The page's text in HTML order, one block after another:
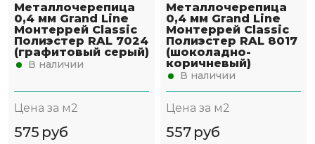
Металлочерепица
0,4 мм Grand Line
Монтеррей Classic
Полиэстер RAL 7024
(графитовый серый)
В наличии
Цена за м2
575 руб
Металлочерепица
0,4 мм Grand Line
Монтеррей Classic
Полиэстер RAL 8017
(шоколадно-
коричневый)
В наличии
Цена за м2
557 руб